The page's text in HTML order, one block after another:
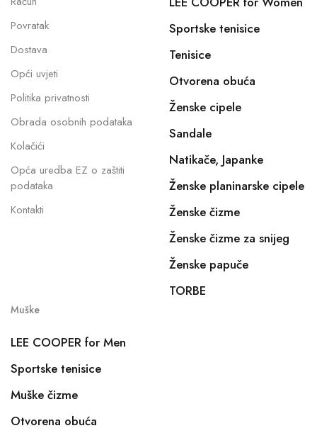
Povratak
Dostava
Opći uvjeti
Politika privatnosti
Obrada osobnih podataka
Kolačići
Opća uredba EZ o zaštiti
podataka
Kontakti
Sportske tenisice
Tenisice
Otvorena obuća
Ženske cipele
Sandale
Natikače, Japanke
Ženske planinarske cipele
Ženske čizme
Ženske čizme za snijeg
Ženske papuče
TORBE
Muške
LEE COOPER for Men
Sportske tenisice
Muške čizme
Otvorena obuća